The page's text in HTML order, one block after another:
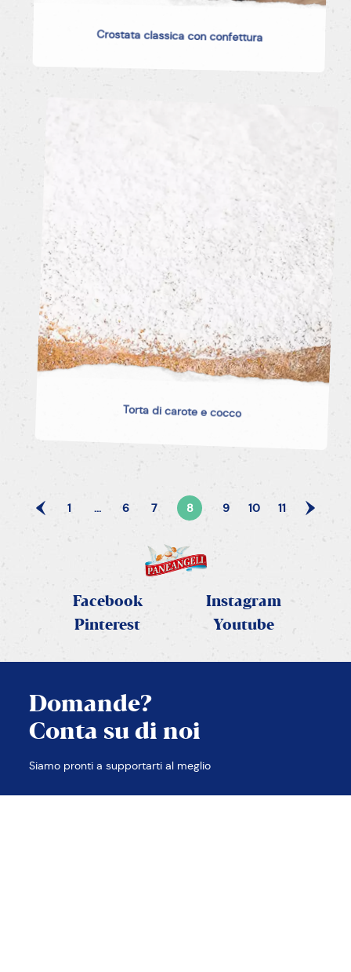
APPLICA FILTRI
Crostata classica con confettura
Torta di carote e cocco
1 ... 6 7 8 9 10 11
Facebook
Instagram
Pinterest
Youtube
Domande?
Conta su di noi
Siamo pronti a supportarti al meglio